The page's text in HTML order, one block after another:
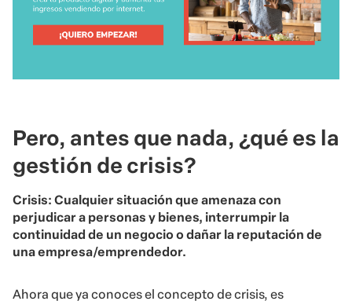
Pero, antes que nada, ¿qué es la
gestión de crisis?
Crisis: Cualquier situación que amenaza con
perjudicar a personas y bienes, interrumpir la
continuidad de un negocio o dañar la reputación de
una empresa/emprendedor.
Ahora que ya conoces el concepto de crisis, es